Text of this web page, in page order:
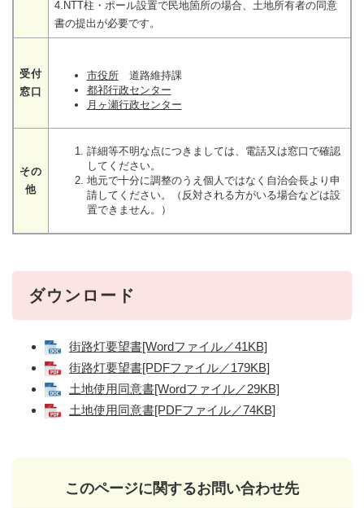
4.NTT柱・ポール設置で民地箇所の場合、土地所有者の同意
書の提出が必要です。
受付
窓口
市役所道路維持課
都祁行政センター
月ヶ瀬行政センター
その
他
詳細等不明な点につきましては、電話又は窓口で確認
してください。
地元で十分に調整のうえ個人ではなく自治会長より申
請してください。（反対される方がいる場合などは設
置できません。）
ダウンロード
街路灯要望書[Wordファイル／41KB]
街路灯要望書[PDFファイル／179KB]
土地使用同意書[Wordファイル／29KB]
土地使用同意書[PDFファイル／74KB]
このページに関するお問い合わせ先